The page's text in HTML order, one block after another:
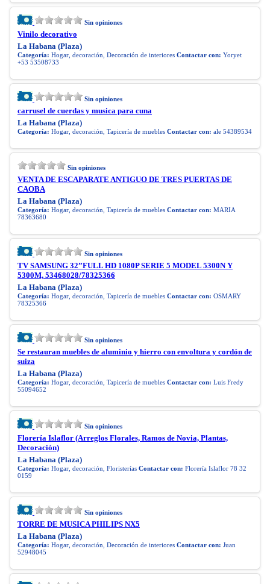
Sin opiniones
Vinilo decorativo
La Habana (Plaza)
Categoría: Hogar, decoración, Decoración de interiores Contactar con: Yoryet
+53 53508733
Sin opiniones
carrusel de cuerdas y musica para cuna
La Habana (Plaza)
Categoría: Hogar, decoración, Tapicería de muebles Contactar con: ale 54389534
Sin opiniones
VENTA DE ESCAPARATE ANTIGUO DE TRES PUERTAS DE
CAOBA
La Habana (Plaza)
Categoría: Hogar, decoración, Tapicería de muebles Contactar con: MARIA
78363680
Sin opiniones
TV SAMSUNG 32”FULL HD 1080P SERIE 5 MODEL 5300N Y
5300M, 53468028/78325366
La Habana (Plaza)
Categoría: Hogar, decoración, Tapicería de muebles Contactar con: OSMARY
78325366
Sin opiniones
Se restauran muebles de aluminio y hierro con envoltura y cordón de
suiza
La Habana (Plaza)
Categoría: Hogar, decoración, Tapicería de muebles Contactar con: Luis Fredy
55094652
Sin opiniones
Florería Islaflor (Arreglos Florales, Ramos de Novia, Plantas,
Decoración)
La Habana (Plaza)
Categoría: Hogar, decoración, Floristerías Contactar con: Florería Islaflor 78 32
0159
Sin opiniones
TORRE DE MUSICA PHILIPS NX5
La Habana (Plaza)
Categoría: Hogar, decoración, Decoración de interiores Contactar con: Juan
52948045